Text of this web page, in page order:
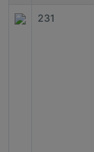
231